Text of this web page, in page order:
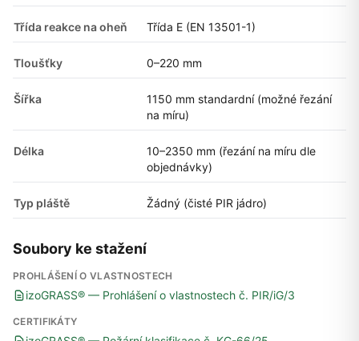
Třída reakce na oheň Třída E (EN 13501-1)
Tloušťky 0–220 mm
Šířka
1150 mm standardní (možné řezání
na míru)
Délka
10–2350 mm (řezání na míru dle
objednávky)
Typ pláště Žádný (čisté PIR jádro)
Soubory ke stažení
PROHLÁŠENÍ O VLASTNOSTECH
izoGRASS® — Prohlášení o vlastnostech č. PIR/iG/3
CERTIFIKÁTY